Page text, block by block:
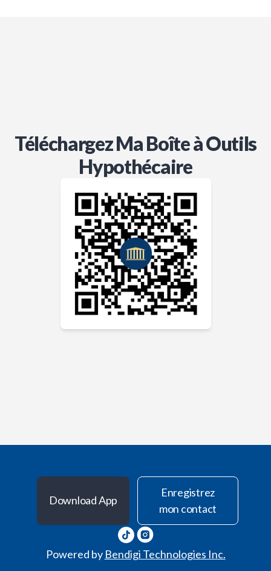
Téléchargez Ma Boîte à Outils
Hypothécaire
Download App
Enregistrez
mon contact
Powered by Bendigi Technologies Inc.